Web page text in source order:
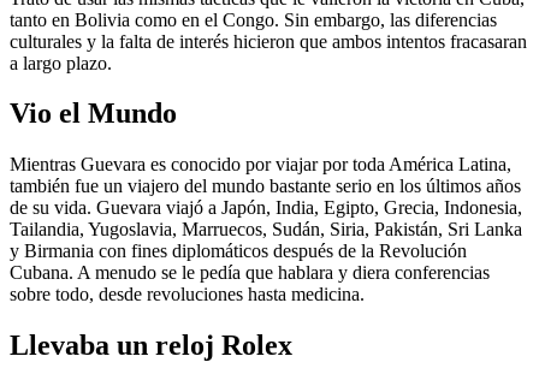
tanto en Bolivia como en el Congo. Sin embargo, las diferencias
culturales y la falta de interés hicieron que ambos intentos fracasaran
a largo plazo.
Vio el Mundo
Mientras Guevara es conocido por viajar por toda América Latina,
también fue un viajero del mundo bastante serio en los últimos años
de su vida. Guevara viajó a Japón, India, Egipto, Grecia, Indonesia,
Tailandia, Yugoslavia, Marruecos, Sudán, Siria, Pakistán, Sri Lanka
y Birmania con fines diplomáticos después de la Revolución
Cubana. A menudo se le pedía que hablara y diera conferencias
sobre todo, desde revoluciones hasta medicina.
Llevaba un reloj Rolex